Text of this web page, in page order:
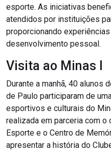
esporte. As iniciativas
atendidos por instituições
proporcionando
desenvolvimento pessoal.
Visita ao Minas I
Durante a manhã, 40 alunos
de Paulo participaram de
esportivos e culturais do
realizada em parceria com
Esporte e o Centro de
apresentar a história do